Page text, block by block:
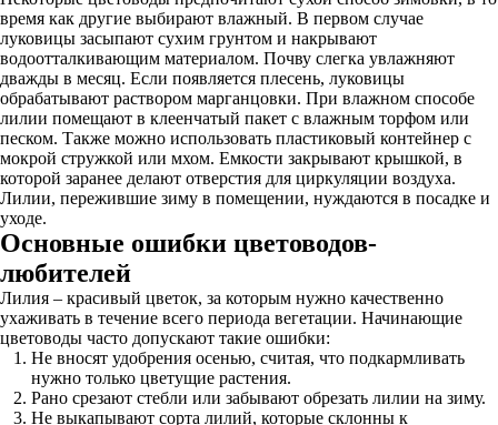
время как другие выбирают влажный. В первом случае
луковицы засыпают сухим грунтом и накрывают
водоотталкивающим материалом. Почву слегка увлажняют
дважды в месяц. Если появляется плесень, луковицы
обрабатывают раствором марганцовки. При влажном способе
лилии помещают в клеенчатый пакет с влажным торфом или
песком. Также можно использовать пластиковый контейнер с
мокрой стружкой или мхом. Емкости закрывают крышкой, в
которой заранее делают отверстия для циркуляции воздуха.
Лилии, пережившие зиму в помещении, нуждаются в посадке и
уходе.
Основные ошибки цветоводов-
любителей
Лилия – красивый цветок, за которым нужно качественно
ухаживать в течение всего периода вегетации. Начинающие
цветоводы часто допускают такие ошибки:
Не вносят удобрения осенью, считая, что подкармливать
нужно только цветущие растения.
Рано срезают стебли или забывают обрезать лилии на зиму.
Не выкапывают сорта лилий, которые склонны к